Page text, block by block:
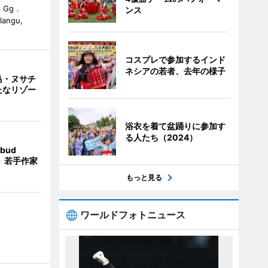
．
・ヌサチ
なリゾー
手作家
ンス
コスプレで参加するインド
ネシアの若者、去年の様子
浴衣を着て盆踊りに参加す
る人たち（2024）
もっと見る
ワールドフォトニュース